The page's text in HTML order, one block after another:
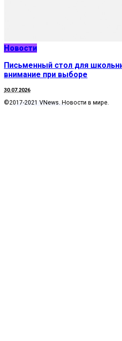
Новости
Письменный стол для
внимание при выборе
30.07.2026
©2017-2021 VNews. Новости в мире.